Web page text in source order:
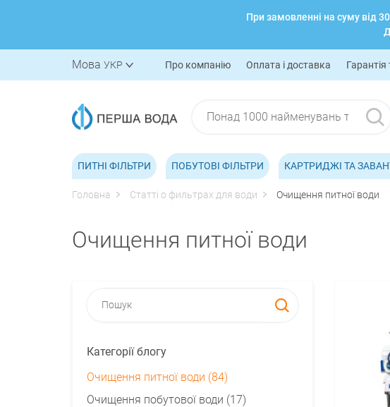
При замовленні на суму від
Мова УКР Про компанію Оплата і доставка
ПИТНІ ФІЛЬТРИ ПОБУТОВІ ФІЛЬТРИ КАРТРИДЖІ ТА
Головна Статті о фильтрах для води Очищення питної води
Очищення питної води
Категорії блогу
Очищення питної води (84)
Очищення побутової води (17)